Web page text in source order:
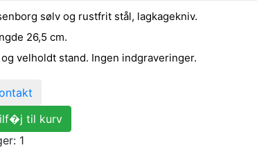
sølv og rustfrit stål, lagkagekniv.
26,5 cm.
og velholdt stand. Ingen indgraveringer.
til kurv
1